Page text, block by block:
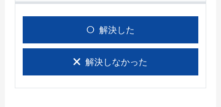
解決した
解決しなかった